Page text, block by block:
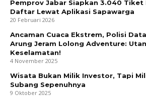
Pemprov Jabar Siapkan 3.040 Tiket
Daftar Lewat Aplikasi Sapawarga
20 Februari 2026
Ancaman Cuaca Ekstrem, Polisi
Arung Jeram Lolong Adventure:
Keselamatan!
4 November 2025
Wisata Bukan Milik Investor, Tapi
Subang Sepenuhnya
9 Oktober 2025